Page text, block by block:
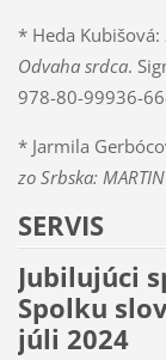
* Heda Kubišová:
Odvaha srdca.
978-80-99936-
* Jarmila
zo Srbska:
SERVIS
Jubilujúci
Spolku
júli 2024